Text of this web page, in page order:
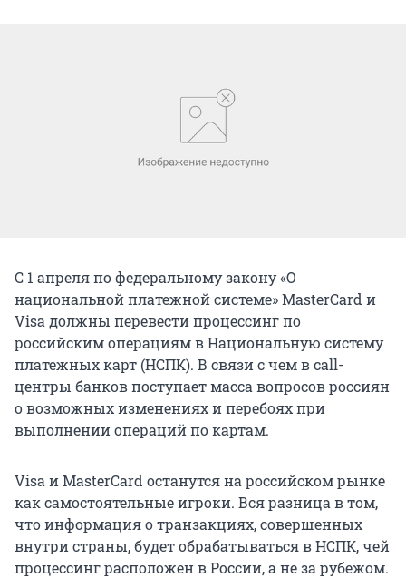
С 1 апреля по федеральному закону «О
национальной платежной системе» MasterCard и
Visa должны перевести процессинг по
российским операциям в Национальную систему
платежных карт (НСПК). В связи с чем в call-
центры банков поступает масса вопросов россиян
о возможных изменениях и перебоях при
выполнении операций по картам.
Visa и MasterCard останутся на российском рынке
как самостоятельные игроки. Вся разница в том,
что информация о транзакциях, совершенных
внутри страны, будет обрабатываться в НСПК, чей
процессинг расположен в России, а не за рубежом.